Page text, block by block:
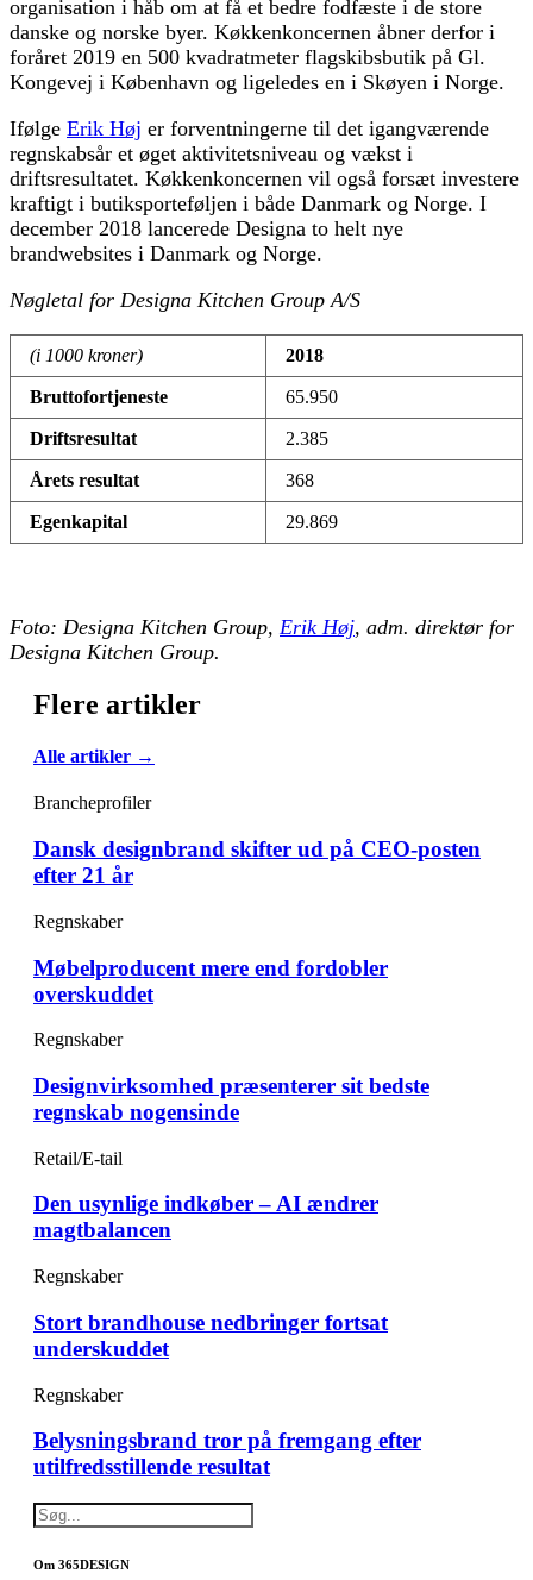
organisation i håb om at få et bedre fodfæste i de store
danske og norske byer. Køkkenkoncernen åbner derfor i
foråret 2019 en 500 kvadratmeter flagskibsbutik på Gl.
Kongevej i København og ligeledes en i Skøyen i Norge.
Ifølge Erik Høj er forventningerne til det igangværende
regnskabsår et øget aktivitetsniveau og vækst i
driftsresultatet. Køkkenkoncernen vil også forsæt investere
kraftigt i butiksporteføljen i både Danmark og Norge. I
december 2018 lancerede Designa to helt nye
brandwebsites i Danmark og Norge.
Nøgletal for Designa Kitchen Group A/S
(i 1000 kroner) 2018
Bruttofortjeneste 65.950
Driftsresultat 2.385
Årets resultat 368
Egenkapital 29.869
Foto: Designa Kitchen Group, Erik Høj, adm. direktør for
Designa Kitchen Group.
Flere artikler
Alle artikler →
Brancheprofiler
Dansk designbrand skifter ud på CEO-posten
efter 21 år
Regnskaber
Møbelproducent mere end fordobler
overskuddet
Regnskaber
Designvirksomhed præsenterer sit bedste
regnskab nogensinde
Retail/E-tail
Den usynlige indkøber – AI ændrer
magtbalancen
Regnskaber
Stort brandhouse nedbringer fortsat
underskuddet
Regnskaber
Belysningsbrand tror på fremgang efter
utilfredsstillende resultat
Om 365DESIGN